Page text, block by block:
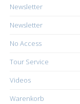
Newsletter
Newsletter
No Access
Tour Service
Videos
Warenkorb